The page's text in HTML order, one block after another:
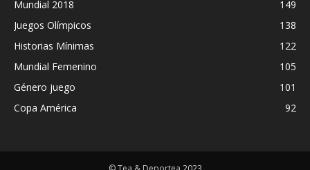
Mundial 2018
149
Juegos Olímpicos
138
Historias Mínimas
122
Mundial Femenino
105
Género juego
101
Copa América
92